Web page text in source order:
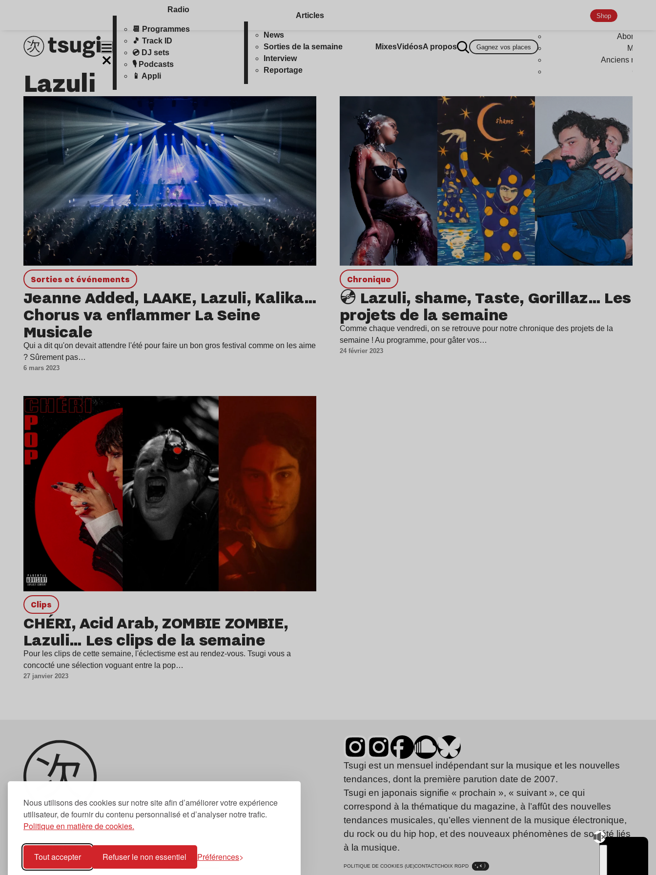
Nous utilisons des cookies sur notre site afin d’améliorer votre expérience
utilisateur, de fournir du contenu personnalisé et d’analyser notre trafic.
Politique en matière de cookies.
Tout accepter Refuser le non essentiel Préférences
Radio
📆 Programmes
🎵 Track ID
💿 DJ sets
🎙️ Podcasts
📱 Appli
Articles
News
Sorties de la semaine
Interview
Reportage
MixesVidéosA propos Gagnez vos places
Shop
Anciens
Lazuli
Sorties et événements
Jeanne Added, LAAKE, Lazuli, Kalika…
Chorus va enflammer La Seine
Musicale
Qui a dit qu'on devait attendre l'été pour faire un bon gros festival comme on les aime
? Sûrement pas…
6 mars 2023
chronique
💿 Lazuli, shame, Taste, Gorillaz… Les
projets de la semaine
Comme chaque vendredi, on se retrouve pour notre chronique des projets de la
semaine ! Au programme, pour gâter vos…
24 février 2023
clips
CHÉRI, Acid Arab, ZOMBIE ZOMBIE,
Lazuli… Les clips de la semaine
Pour les clips de cette semaine, l'éclectisme est au rendez-vous. Tsugi vous a
concocté une sélection voguant entre la pop…
27 janvier 2023
Newsletter
S'abonner
Tsugi est un mensuel indépendant sur la musique et les nouvelles
tendances, dont la première parution date de 2007.
Tsugi en japonais signifie « prochain », « suivant », ce qui
correspond à la thématique du magazine, à l’affût des nouvelles
tendances musicales, qu’elles viennent de la musique électronique,
du rock ou du hip hop, et des nouveaux phénomènes de société liés
à la musique.
POLITIQUE DE COOKIES (UE)CONTACTCHOIX RGPD